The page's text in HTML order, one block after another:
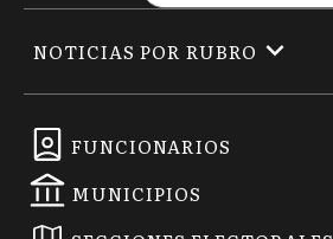
FUNCIONARIOS
MUNICIPIOS
NOTICIAS POR RUBRO